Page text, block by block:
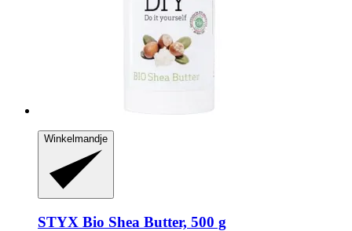
Winkelmandje
STYX Bio Shea Butter, 500 g